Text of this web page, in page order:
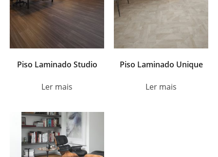
Piso Laminado Studio
Ler mais
Piso Laminado Unique
Ler mais